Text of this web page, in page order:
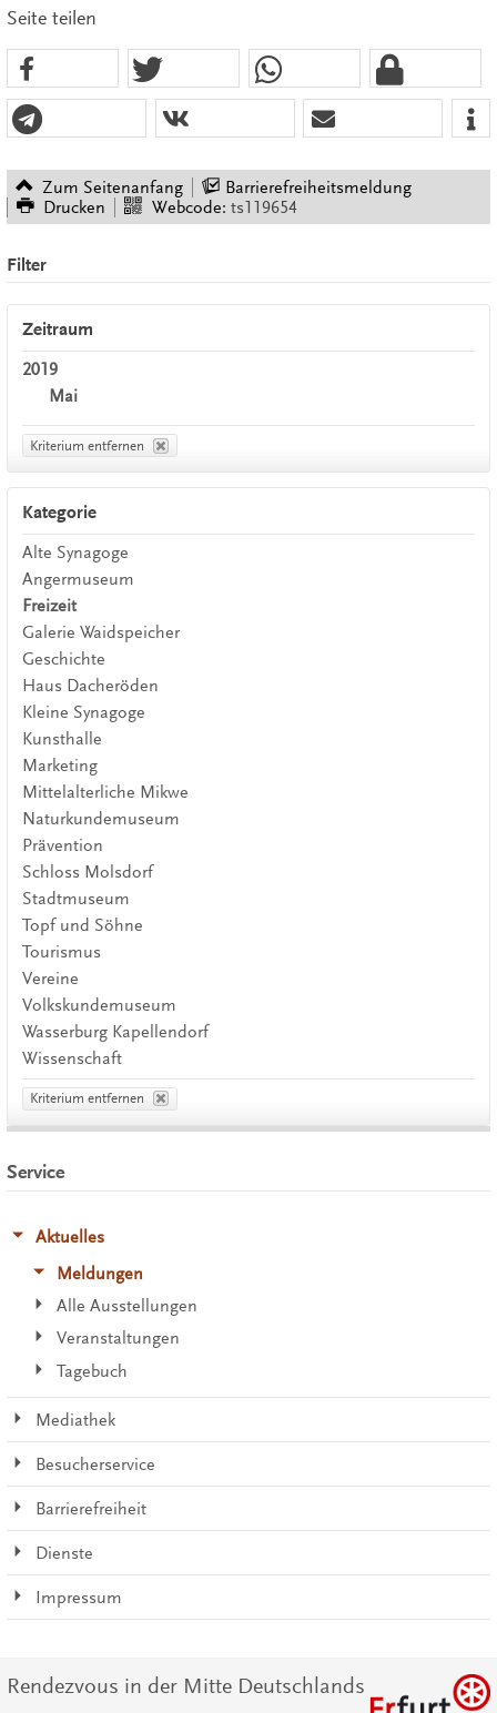
Seite teilen
Zum Seitenanfang
Barrierefreiheitsmeldung
Drucken
Webcode: ts119654
Filter
Zeitraum
2019
Mai
Kriterium entfernen
Kategorie
Alte Synagoge
Angermuseum
Freizeit
Galerie Waidspeicher
Geschichte
Haus Dacheröden
Kleine Synagoge
Kunsthalle
Marketing
Mittelalterliche Mikwe
Naturkundemuseum
Prävention
Schloss Molsdorf
Stadtmuseum
Topf und Söhne
Tourismus
Vereine
Volkskundemuseum
Wasserburg Kapellendorf
Wissenschaft
Kriterium entfernen
Service
Aktuelles
Meldungen
Alle Ausstellungen
Veranstaltungen
Tagebuch
Mediathek
Besucherservice
Barrierefreiheit
Dienste
Impressum
Rendezvous in der Mitte Deutschlands